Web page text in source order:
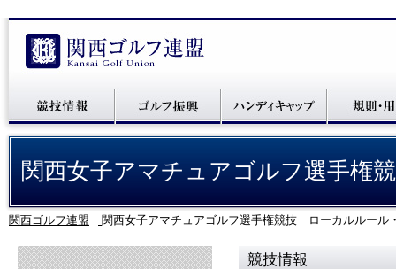
関西女子アマチュアゴルフ選手権
関西ゴルフ連盟 関西女子アマチュアゴルフ選手権競技 ローカルルール
競技情報